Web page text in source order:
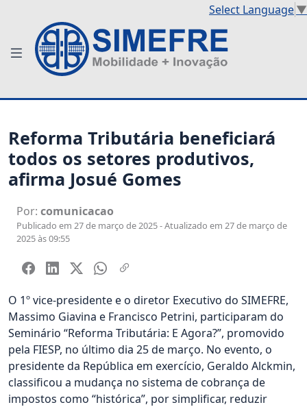
Select Language▼
Reforma Tributária beneficiará
todos os setores produtivos,
afirma Josué Gomes
Por: comunicacao
Publicado em 27 de março de 2025 - Atualizado em 27 de março de
2025 às 09:55
O 1º vice-presidente e o diretor Executivo do SIMEFRE,
Massimo Giavina e Francisco Petrini, participaram do
Seminário “Reforma Tributária: E Agora?”, promovido
pela FIESP, no último dia 25 de março. No evento, o
presidente da República em exercício, Geraldo Alckmin,
classificou a mudança no sistema de cobrança de
impostos como “histórica”, por simplificar, reduzir